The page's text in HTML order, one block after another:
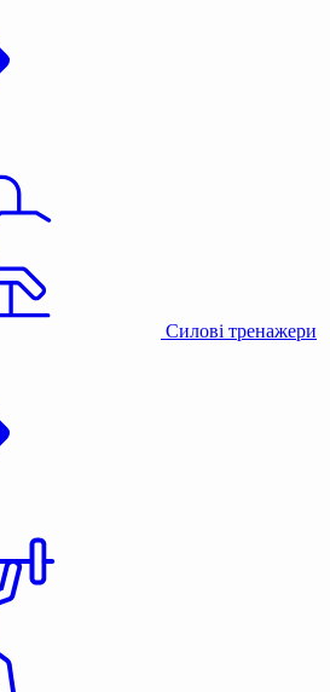
Силові тренажери